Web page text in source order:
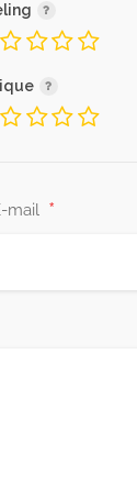
mail *